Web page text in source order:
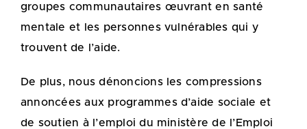
groupes communautaires œuvrant en santé
mentale et les personnes vulnérables qui y
trouvent de l’aide.
De plus, nous dénoncions les compressions
annoncées aux programmes d’aide sociale et
de soutien à l’emploi du ministère de l’Emploi